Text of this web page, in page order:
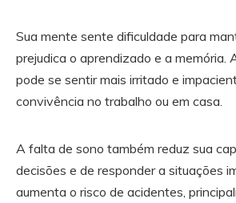
Sua mente sente dificuldade para
prejudica o aprendizado e a memória.
pode se sentir mais irritado e
convivência no trabalho ou em casa.
A falta de sono também reduz sua
decisões e de responder a situações
aumenta o risco de acidentes,